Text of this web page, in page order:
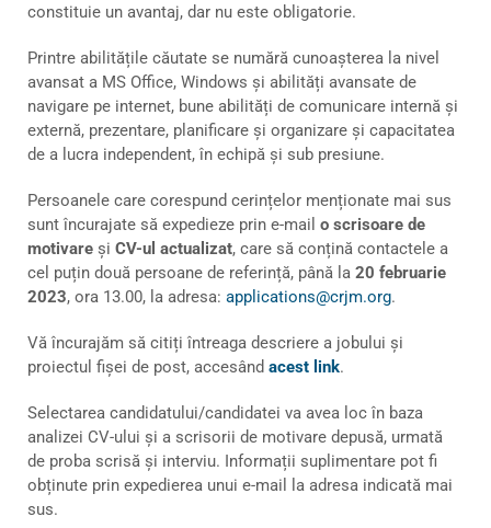
constituie un avantaj, dar nu este obligatorie.
Printre abilitățile căutate se numără cunoașterea la nivel
avansat a MS Office, Windows și abilități avansate de
navigare pe internet, bune abilități de comunicare internă și
externă, prezentare, planificare și organizare și capacitatea
de a lucra independent, în echipă și sub presiune.
Persoanele care corespund cerințelor menționate mai sus
sunt încurajate să expedieze prin e-mail o scrisoare de
motivare și CV-ul actualizat, care să conțină contactele a
cel puțin două persoane de referință, până la 20 februarie
2023, ora 13.00, la adresa: applications@crjm.org.
Vă încurajăm să citiți întreaga descriere a jobului și
proiectul fișei de post, accesând acest link.
Selectarea candidatului/candidatei va avea loc în baza
analizei CV-ului și a scrisorii de motivare depusă, urmată
de proba scrisă și interviu. Informații suplimentare pot fi
obținute prin expedierea unui e-mail la adresa indicată mai
sus.